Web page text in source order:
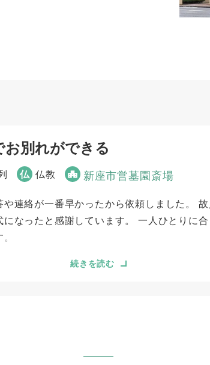
別れができる
仏 仏教 新座市営墓園斎場
連絡が一番早かったから依頼しました。
なったと感謝しています。 一人ひとりに合
続きを読む